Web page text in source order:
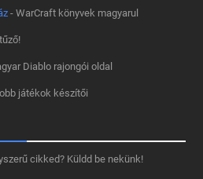
- WarCraft könyvek magyarul
Diablo rajongói oldal
játékok készítői
cikked? Küldd be nekünk!